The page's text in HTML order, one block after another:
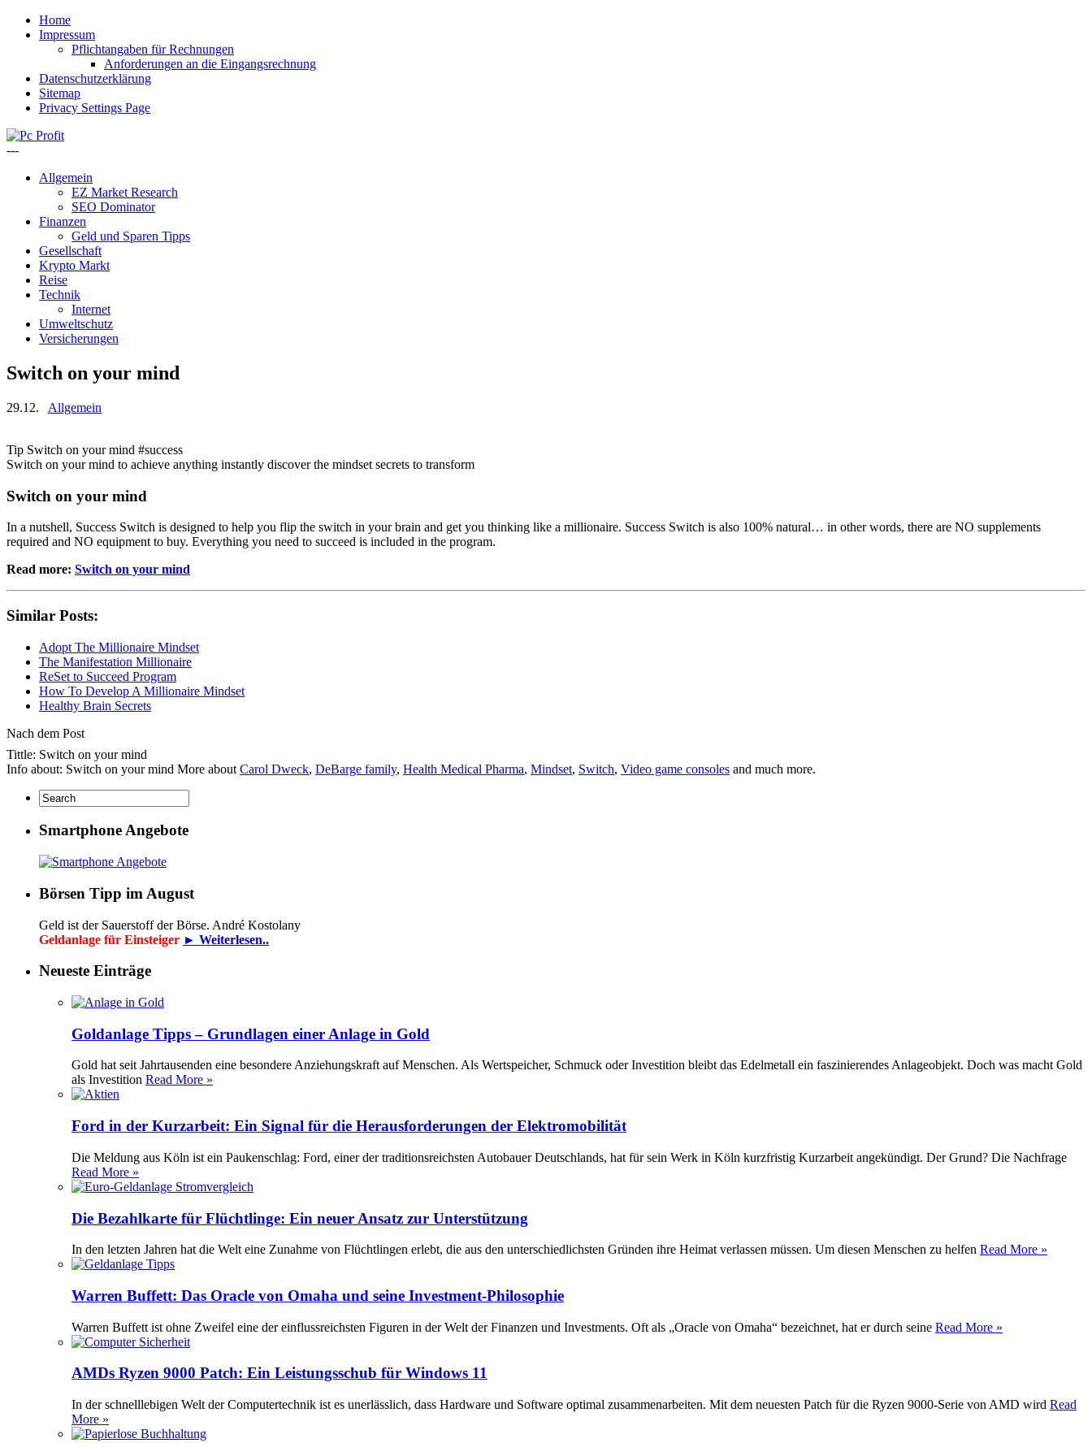
Home
Impressum
Pflichtangaben für Rechnungen
Anforderungen an die Eingangsrechnung
Datenschutzerklärung
Sitemap
Privacy Settings Page
---
Allgemein
EZ Market Research
SEO Dominator
Finanzen
Geld und Sparen Tipps
Gesellschaft
Krypto Markt
Reise
Technik
Internet
Umweltschutz
Versicherungen
Switch on your mind
29.12. Allgemein
Tip Switch on your mind #success
Switch on your mind to achieve anything instantly discover the mindset secrets to transform
Switch on your mind
In a nutshell, Success Switch is designed to help you flip the switch in your brain and get you thinking like a millionaire. Success Switch is also 100% natural… in other words, there are NO supplements
required and NO equipment to buy. Everything you need to succeed is included in the program.
Read more: Switch on your mind
Similar Posts:
Adopt The Millionaire Mindset
The Manifestation Millionaire
ReSet to Succeed Program
How To Develop A Millionaire Mindset
Healthy Brain Secrets
Nach dem Post
Tittle: Switch on your mind
Info about: Switch on your mind More about Carol Dweck, DeBarge family, Health Medical Pharma, Mindset, Switch, Video game consoles and much more.
Smartphone Angebote
Börsen Tipp im August
Geld ist der Sauerstoff der Börse. André Kostolany
Geldanlage für Einsteiger ► Weiterlesen..
Neueste Einträge
Goldanlage Tipps – Grundlagen einer Anlage in Gold
Gold hat seit Jahrtausenden eine besondere Anziehungskraft auf Menschen. Als Wertspeicher, Schmuck oder Investition bleibt das Edelmetall ein faszinierendes Anlageobjekt. Doch was macht Gold
als Investition Read More »
Ford in der Kurzarbeit: Ein Signal für die Herausforderungen der Elektromobilität
Die Meldung aus Köln ist ein Paukenschlag: Ford, einer der traditionsreichsten Autobauer Deutschlands, hat für sein Werk in Köln kurzfristig Kurzarbeit angekündigt. Der Grund? Die Nachfrage
Read More »
Die Bezahlkarte für Flüchtlinge: Ein neuer Ansatz zur Unterstützung
In den letzten Jahren hat die Welt eine Zunahme von Flüchtlingen erlebt, die aus den unterschiedlichsten Gründen ihre Heimat verlassen müssen. Um diesen Menschen zu helfen Read More »
Warren Buffett: Das Oracle von Omaha und seine Investment-Philosophie
Warren Buffett ist ohne Zweifel eine der einflussreichsten Figuren in der Welt der Finanzen und Investments. Oft als „Oracle von Omaha“ bezeichnet, hat er durch seine Read More »
AMDs Ryzen 9000 Patch: Ein Leistungsschub für Windows 11
In der schnelllebigen Welt der Computertechnik ist es unerlässlich, dass Hardware und Software optimal zusammenarbeiten. Mit dem neuesten Patch für die Ryzen 9000-Serie von AMD wird Read
More »